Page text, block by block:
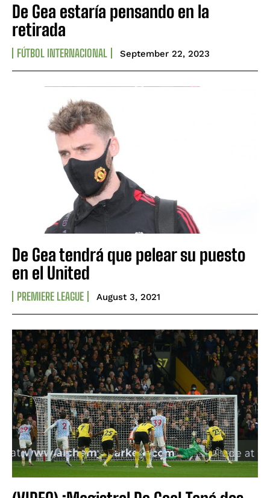
De Gea estaría pensando en la
retirada
FÚTBOL INTERNACIONAL September 22, 2023
De Gea tendrá que pelear su puesto
en el United
PREMIERE LEAGUE August 3, 2021